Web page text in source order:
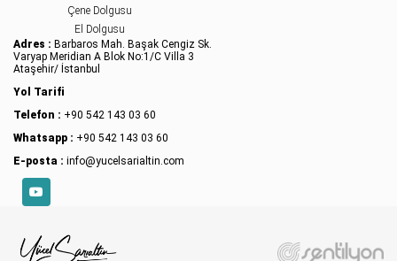
Çene Dolgusu
El Dolgusu
Adres : Barbaros Mah. Başak Cengiz Sk.
Varyap Meridian A Blok No:1/C Villa 3
Ataşehir/ İstanbul
Yol Tarifi
Telefon : +90 542 143 03 60
Whatsapp : +90 542 143 03 60
E-posta : info@yucelsarialtin.com
YouTube